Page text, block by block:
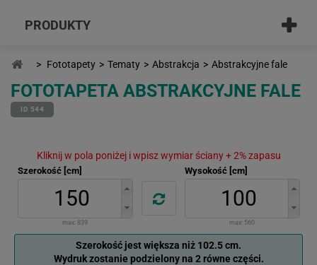
PRODUKTY
> Fototapety > Tematy > Abstrakcja > Abstrakcyjne fale
FOTOTAPETA ABSTRAKCYJNE FALE
ID 544
Kliknij w pola poniżej i wpisz wymiar ściany + 2% zapasu
Szerokość [cm]
max: 839
Wysokość [cm]
max: 560
Szerokość jest większa niż 102.5 cm.
Wydruk zostanie podzielony na 2 równe części.